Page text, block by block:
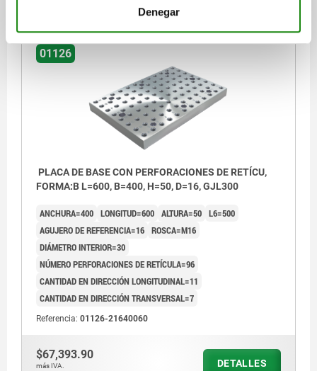
Denegar
01126
PLACA DE BASE CON PERFORACIONES DE RETÍCU,
FORMA:B L=600, B=400, H=50, D=16, GJL300
ANCHURA=400 LONGITUD=600 ALTURA=50 L6=500
AGUJERO DE REFERENCIA=16 ROSCA=M16
DIÁMETRO INTERIOR=30
NÚMERO PERFORACIONES DE RETÍCULA=96
CANTIDAD EN DIRECCIÓN LONGITUDINAL=11
CANTIDAD EN DIRECCIÓN TRANSVERSAL=7
Referencia: 01126-21640060
$67,393.90
más IVA.
DETALLES